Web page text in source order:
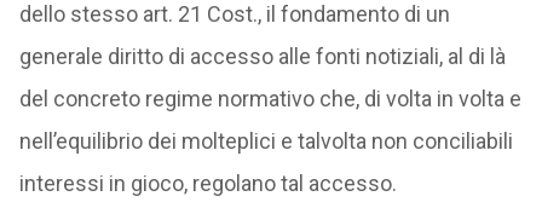
dello stesso art. 21 Cost., il fondamento di un
generale diritto di accesso alle fonti notiziali, al di là
del concreto regime normativo che, di volta in volta e
nell’equilibrio dei molteplici e talvolta non conciliabili
interessi in gioco, regolano tal accesso.